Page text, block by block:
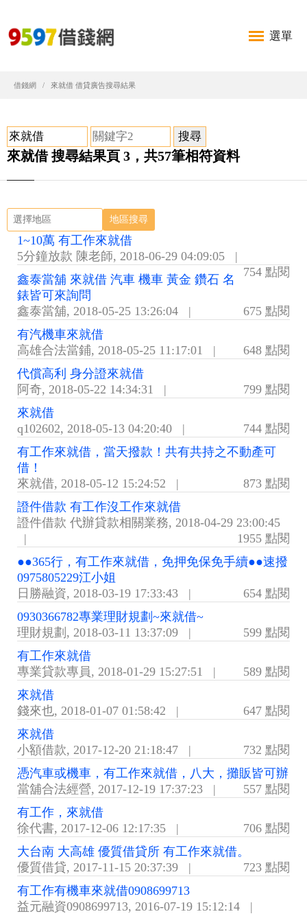
選單
借錢網 來就借 借貸廣告搜尋結果
來就借 搜尋結果頁 3，共57筆相符資料
地區搜尋
1~10萬 有工作來就借
5分鐘放款 陳老師, 2018-06-29 04:09:05
|
754 點閱
鑫泰當舖 來就借 汽車 機車 黃金 鑽石 名
錶皆可來詢問
鑫泰當舖, 2018-05-25 13:26:04 |
675 點閱
有汽機車來就借
高雄合法當鋪, 2018-05-25 11:17:01 |
648 點閱
代償高利 身分證來就借
阿奇, 2018-05-22 14:34:31 |
799 點閱
來就借
q102602, 2018-05-13 04:20:40 |
744 點閱
有工作來就借，當天撥款！共有共持之不動產可
借！
來就借, 2018-05-12 15:24:52 |
873 點閱
證件借款 有工作沒工作來就借
證件借款 代辦貸款相關業務, 2018-04-29 23:00:45
|
1955 點閱
●●365行，有工作來就借，免押免保免手續●●速撥
0975805229江小姐
日勝融資, 2018-03-19 17:33:43 |
654 點閱
0930366782專業理財規劃~來就借~
理財規劃 , 2018-03-11 13:37:09 |
599 點閱
有工作來就借
專業貸款專員, 2018-01-29 15:27:51 |
589 點閱
來就借
錢來也, 2018-01-07 01:58:42 |
647 點閱
來就借
小額借款, 2017-12-20 21:18:47 |
732 點閱
憑汽車或機車，有工作來就借，八大，攤販皆可辦
當舖合法經營, 2017-12-19 17:37:23 |
557 點閱
有工作，來就借
徐代書, 2017-12-06 12:17:35 |
706 點閱
大台南 大高雄 優質借貸所 有工作來就借。
優質借貸, 2017-11-15 20:37:39 |
723 點閱
有工作有機車來就借0908699713
益元融資0908699713, 2016-07-19 15:12:14
|